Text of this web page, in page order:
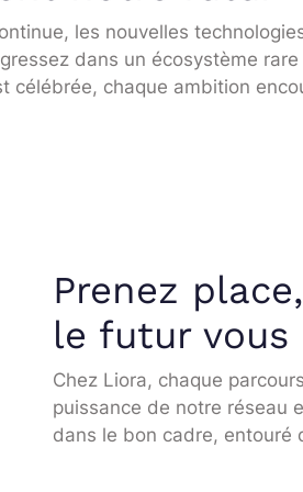
les nouvelles
dans un écosystème
chaque ambition
Prenez place,
le futur vous
Chez Liora, chaque
puissance de notre réseau
dans le bon cadre, entouré